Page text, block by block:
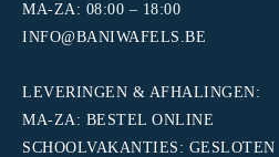
MA-ZA: 08:00 – 18:00
INFO@BANIWAFELS.BE
LEVERINGEN & AFHALINGEN:
MA-ZA: BESTEL ONLINE
SCHOOLVAKANTIES: GESLOTEN